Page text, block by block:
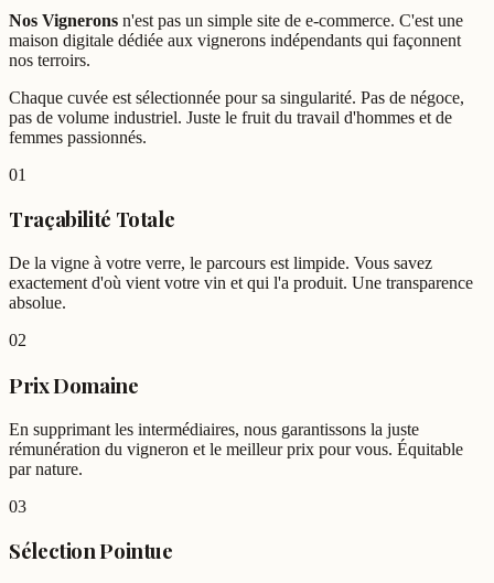
Nos Vignerons n'est pas un simple site de e-commerce. C'est une
maison digitale dédiée aux vignerons indépendants qui façonnent
nos terroirs.
Chaque cuvée est sélectionnée pour sa singularité. Pas de négoce,
pas de volume industriel. Juste le fruit du travail d'hommes et de
femmes passionnés.
01
Traçabilité Totale
De la vigne à votre verre, le parcours est limpide. Vous savez
exactement d'où vient votre vin et qui l'a produit. Une transparence
absolue.
02
Prix Domaine
En supprimant les intermédiaires, nous garantissons la juste
rémunération du vigneron et le meilleur prix pour vous. Équitable
par nature.
03
Sélection Pointue